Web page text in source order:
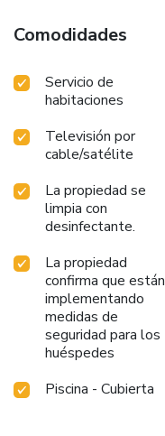
Comodidades
Servicio de
habitaciones
Televisión por
cable/satélite
La propiedad se
limpia con
desinfectante.
La propiedad
confirma que están
implementando
medidas de
seguridad para los
huéspedes
Piscina - Cubierta